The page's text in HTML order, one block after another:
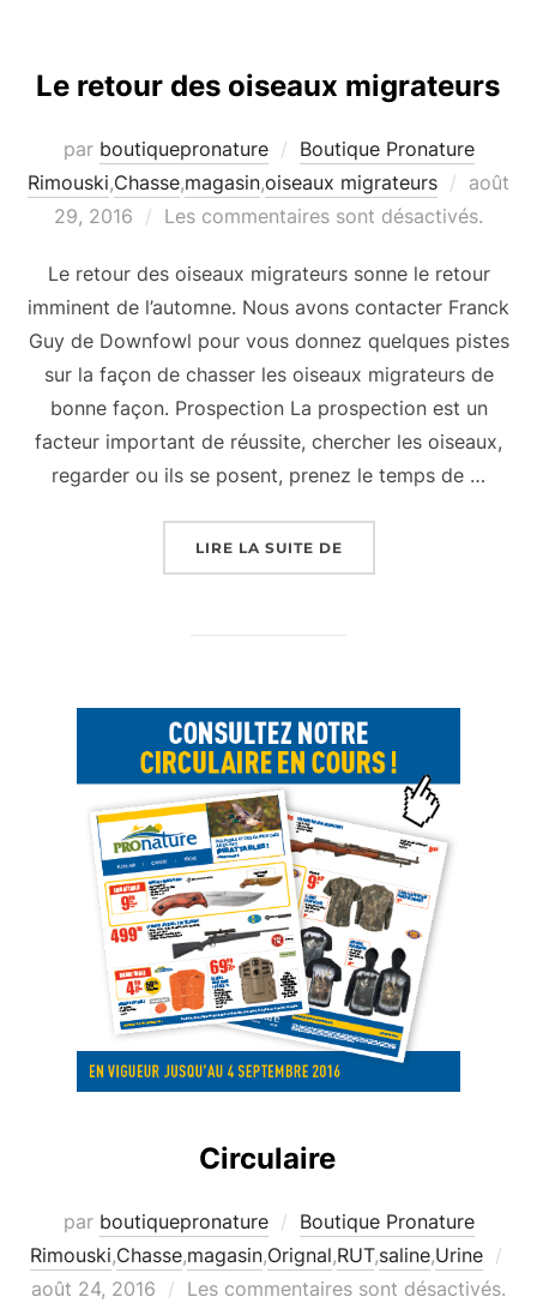
Le retour des oiseaux migrateurs
par boutiquepronature
Boutique Pronature
Rimouski,Chasse,magasin,oiseaux migrateurs
Publié
le
août
29, 2016
Les commentaires sont désactivés.
Le retour des oiseaux migrateurs sonne le retour
imminent de l’automne. Nous avons contacter Franck
Guy de Downfowl pour vous donnez quelques pistes
sur la façon de chasser les oiseaux migrateurs de
bonne façon. Prospection La prospection est un
facteur important de réussite, chercher les oiseaux,
regarder ou ils se posent, prenez le temps de …
LIRE LA SUITE DE« LE RETOUR DES
Circulaire
par boutiquepronature
Boutique Pronature
Rimouski,Chasse,magasin,Orignal,RUT,saline,Urine
août 24, 2016 Les commentaires sont désactivés.